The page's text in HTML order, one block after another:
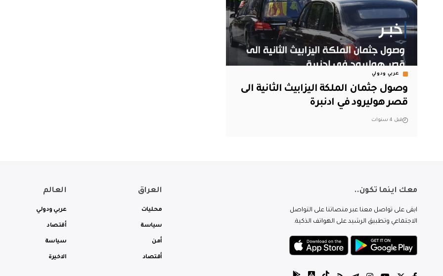
عربي ودولي
وصول جثمان الملكة اليزابيث الثانية الى
قصر هوليرود في ادنبرة
قبل 4 سنوات
معك اينما تكون..
ابقى على تواصل معنا عبر منصاتنا على التواصل
الاجتماعي وتطبيق الرشيد على الهواتف الذكية.
العراق
محليات
سياسة
أمن
أقتصاد
العالم
عربي ودولي
أقتصاد
سياسة
الاخيرة